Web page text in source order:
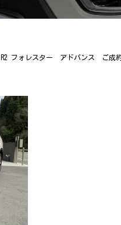
R2 フォレスター アドバンス ご成